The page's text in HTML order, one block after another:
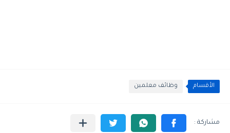
الأقسام وظائف معلمين